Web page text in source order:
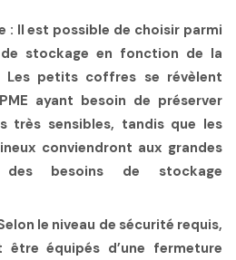
: Il est possible de choisir parmi
stockage en fonction de la
Les petits coffres se révèlent
ayant besoin de préserver
très sensibles, tandis que les
conviendront aux grandes
des besoins de stockage
le niveau de sécurité requis,
équipés d’une fermeture